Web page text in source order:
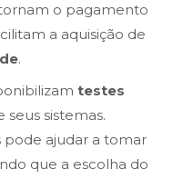
o pagamento
a aquisição de
.
testes
sistemas.
pode ajudar a tomar
que a escolha do